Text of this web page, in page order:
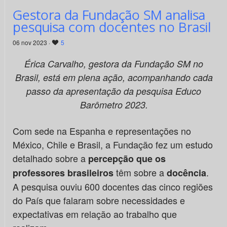
Gestora da Fundação SM analisa
pesquisa com docentes no Brasil
06 nov 2023 · 5
Érica Carvalho, gestora da Fundação SM no
Brasil, está em plena ação, acompanhando cada
passo da apresentação da pesquisa Educo
Barômetro 2023.
Com sede na Espanha e representações no
México, Chile e Brasil, a Fundação fez um estudo
detalhado sobre a percepção que os
professores brasileirostêm sobre adocência.
A pesquisa ouviu 600 docentes das cinco regiões
do País que falaram sobre necessidades e
expectativas em relação ao trabalho que